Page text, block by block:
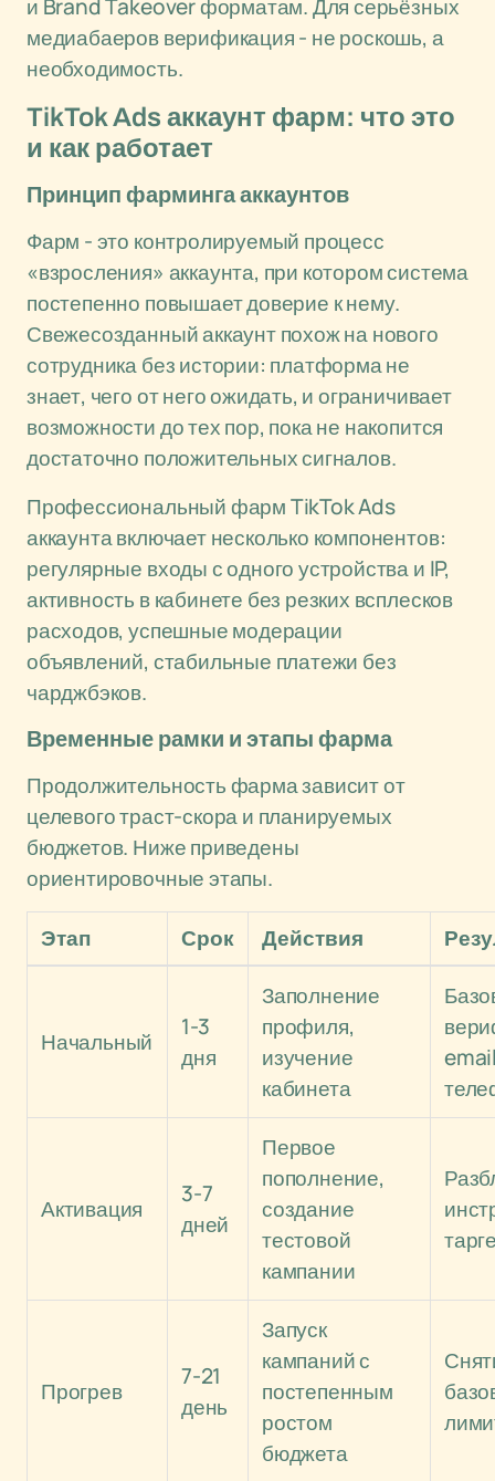
и Brand Takeover форматам. Для серьёзных
медиабаеров верификация - не роскошь, а
необходимость.
TikTok Ads аккаунт фарм: что это
и как работает
Принцип фарминга аккаунтов
Фарм - это контролируемый процесс
«взросления» аккаунта, при котором система
постепенно повышает доверие к нему.
Свежесозданный аккаунт похож на нового
сотрудника без истории: платформа не
знает, чего от него ожидать, и ограничивает
возможности до тех пор, пока не накопится
достаточно положительных сигналов.
Профессиональный фарм TikTok Ads
аккаунта включает несколько компонентов:
регулярные входы с одного устройства и IP,
активность в кабинете без резких всплесков
расходов, успешные модерации
объявлений, стабильные платежи без
чарджбэков.
Временные рамки и этапы фарма
Продолжительность фарма зависит от
целевого траст-скора и планируемых
бюджетов. Ниже приведены
ориентировочные этапы.
Этап Срок Действия
Начальный
1-3
дня
Заполнение
профиля,
изучение
кабинета
Активация
3-7
дней
Первое
пополнение,
создание
тестовой
кампании
Прогрев
7-21
день
Запуск
кампаний с
постепенным
ростом
бюджета